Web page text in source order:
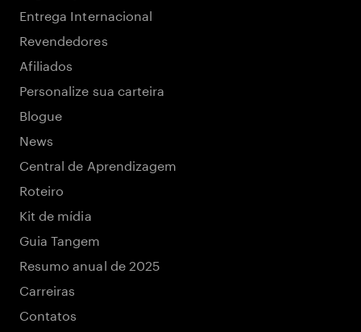
Entrega Internacional
Revendedores
Afiliados
Personalize sua carteira
Blogue
News
Central de Aprendizagem
Roteiro
Kit de mídia
Guia Tangem
Resumo anual de 2025
Carreiras
Contatos